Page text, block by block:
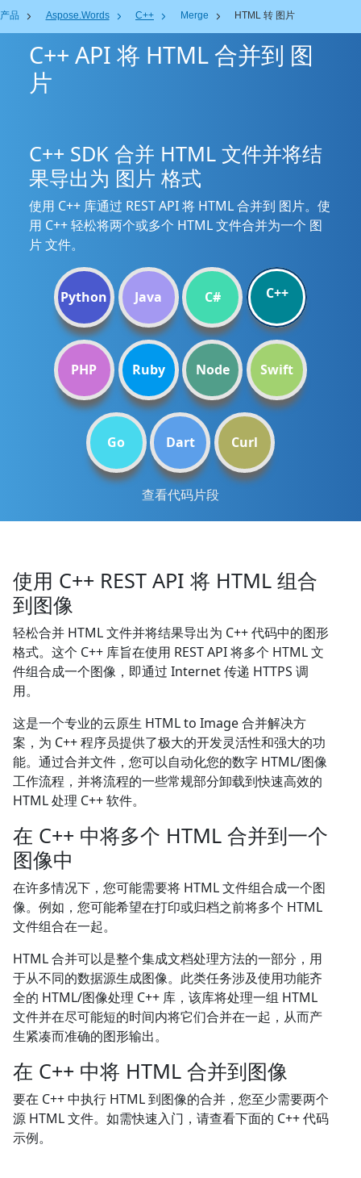
产品 Aspose.Words C++ Merge HTML 转 图片
C++ API 将 HTML 合并到 图
片
C++ SDK 合并 HTML 文件并将结
果导出为 图片 格式
使用 C++ 库通过 REST API 将 HTML 合并到 图片。使
用 C++ 轻松将两个或多个 HTML 文件合并为一个 图
片 文件。
Python Java C# C++
PHP Ruby Node Swift
Go Dart Curl
查看代码片段
使用 C++ REST API 将 HTML 组合
到图像
轻松合并 HTML 文件并将结果导出为 C++ 代码中的图形
格式。这个 C++ 库旨在使用 REST API 将多个 HTML 文
件组合成一个图像，即通过 Internet 传递 HTTPS 调
用。
这是一个专业的云原生 HTML to Image 合并解决方
案，为 C++ 程序员提供了极大的开发灵活性和强大的功
能。通过合并文件，您可以自动化您的数字 HTML/图像
工作流程，并将流程的一些常规部分卸载到快速高效的
HTML 处理 C++ 软件。
在 C++ 中将多个 HTML 合并到一个
图像中
在许多情况下，您可能需要将 HTML 文件组合成一个图
像。例如，您可能希望在打印或归档之前将多个 HTML
文件组合在一起。
HTML 合并可以是整个集成文档处理方法的一部分，用
于从不同的数据源生成图像。此类任务涉及使用功能齐
全的 HTML/图像处理 C++ 库，该库将处理一组 HTML
文件并在尽可能短的时间内将它们合并在一起，从而产
生紧凑而准确的图形输出。
在 C++ 中将 HTML 合并到图像
要在 C++ 中执行 HTML 到图像的合并，您至少需要两个
源 HTML 文件。如需快速入门，请查看下面的 C++ 代码
示例。